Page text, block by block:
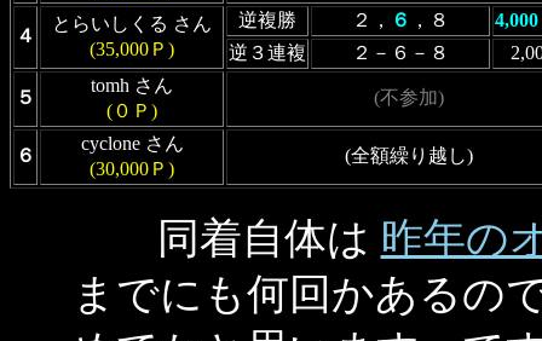
４
とらいしくる さん
(35,000Ｐ)
逆複勝 ２， ６ ，８
逆３連複
２－６－８
５
tomh さん
(０Ｐ)
(不参加)
６
cyclone さん
(30,000Ｐ)
(全額繰り越し)
同着自体は 昨年の
までにも何回かあるの